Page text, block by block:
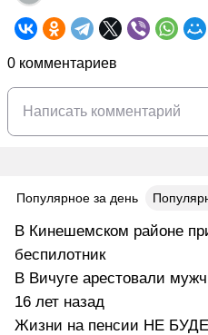
0 комментариев
Популярное за день
В Кинешемском районе
беспилотник
В Вичуге арестовали
16 лет назад
Жизни на пенсии НЕ